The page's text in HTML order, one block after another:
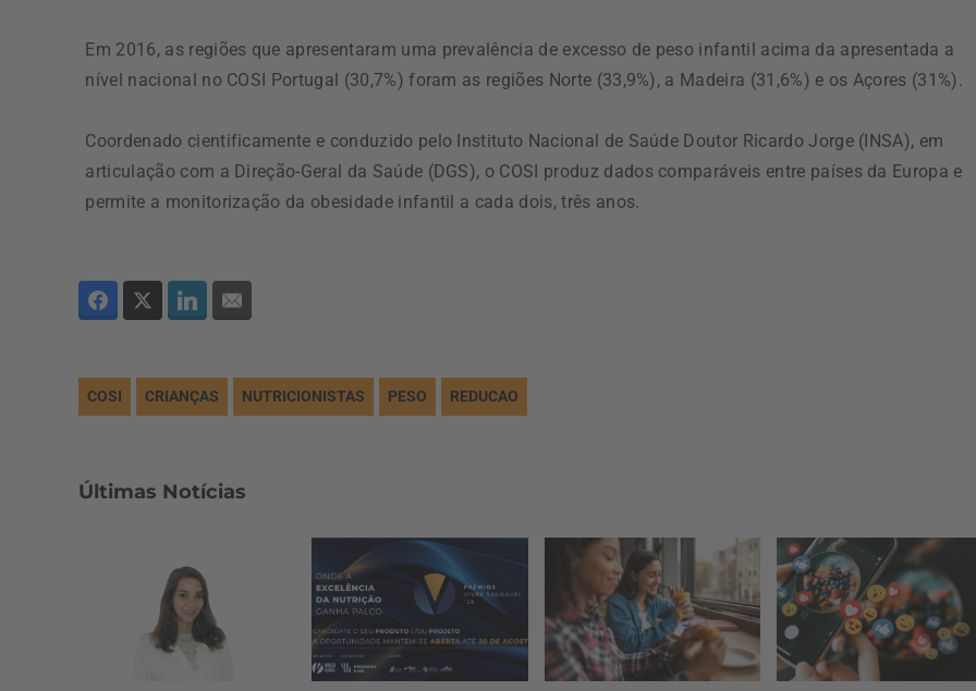
Em 2016, as regiões que apresentaram uma prevalência de excesso de peso infantil acima da apresentada a
nível nacional no COSI Portugal (30,7%) foram as regiões Norte (33,9%), a Madeira (31,6%) e os Açores (31%).
Coordenado cientificamente e conduzido pelo Instituto Nacional de Saúde Doutor Ricardo Jorge (INSA), em
articulação com a Direção-Geral da Saúde (DGS), o COSI produz dados comparáveis entre países da Europa e
permite a monitorização da obesidade infantil a cada dois, três anos.
COSI CRIANÇAS NUTRICIONISTAS PESO REDUCAO
Últimas Notícias